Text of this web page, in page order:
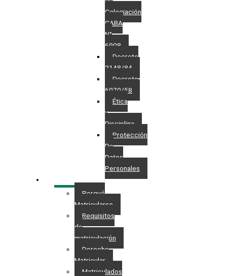
Colegiación
CABA
N°
6908
Decreto
2148/84
Decreto
6070/58
Ética
y
Disciplina
Protección
De
Datos
Personales​
Porqué
Matricularse
Requisitos
de
matriculación
Derecho
Matricular
Matriculados